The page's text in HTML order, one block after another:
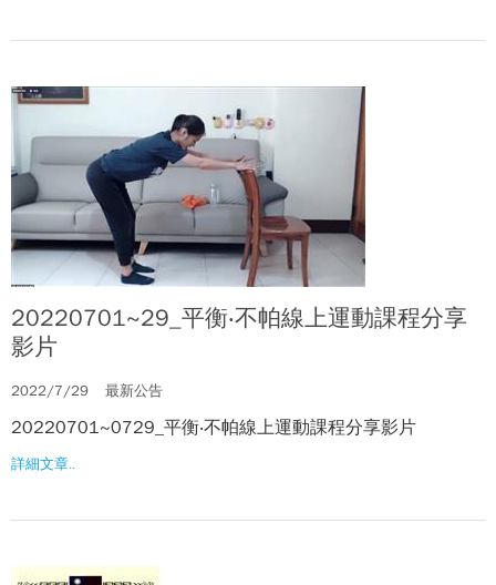
20220701~29_平衡‧不帕線上運動課程分享
影片
2022/7/29 最新公告
20220701~0729_平衡‧不帕線上運動課程分享影片
詳細文章..